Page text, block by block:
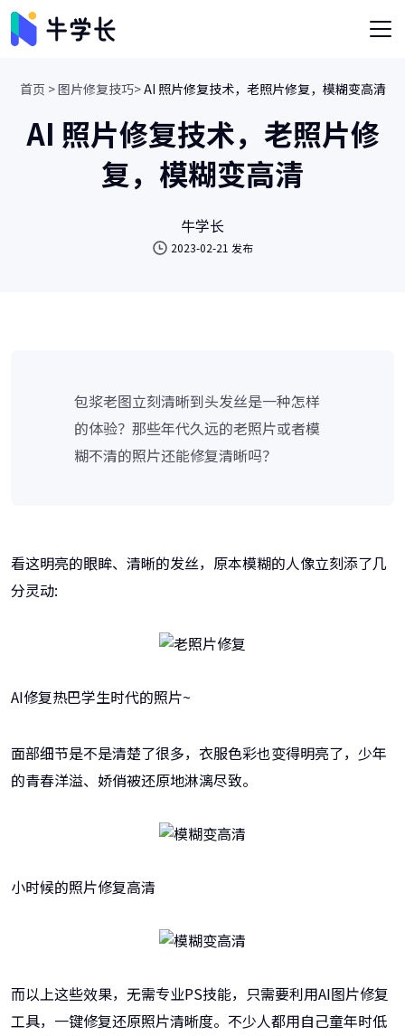
首页 >图片修复技巧>AI 照片修复技术，老照片修复，模糊变高清
AI 照片修复技术，老照片修
复，模糊变高清
牛学长
2023-02-21 发布
包浆老图立刻清晰到头发丝是一种怎样
的体验？那些年代久远的老照片或者模
糊不清的照片还能修复清晰吗？
看这明亮的眼眸、清晰的发丝，原本模糊的人像立刻添了几
分灵动:
AI修复热巴学生时代的照片~
面部细节是不是清楚了很多，衣服色彩也变得明亮了，少年
的青春洋溢、娇俏被还原地淋漓尽致。
小时候的照片修复高清
而以上这些效果，无需专业PS技能，只需要利用AI图片修复
工具，一键修复还原照片清晰度。不少人都用自己童年时低